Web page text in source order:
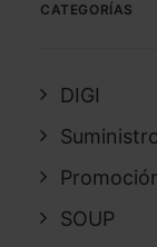
CATEGORÍAS
DIGI
SOUP